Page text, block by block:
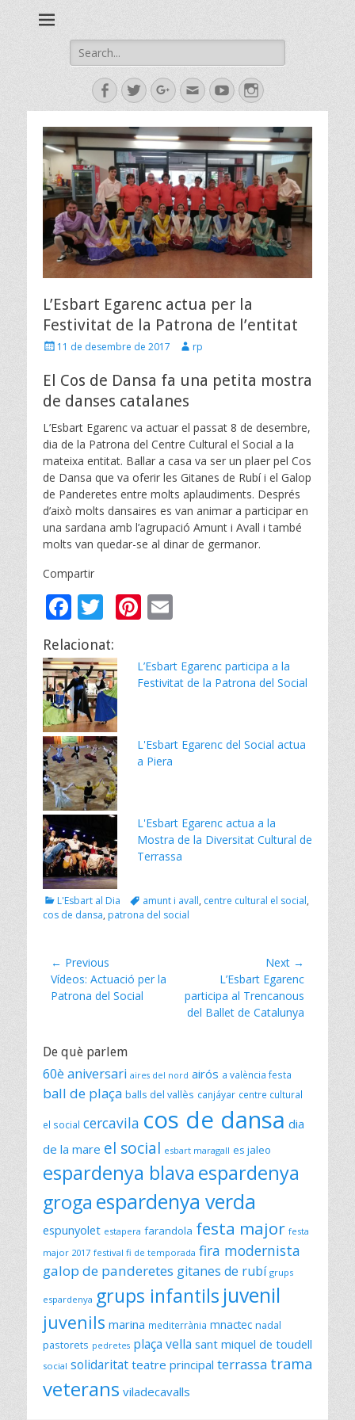
Search
for:
Facebook
TwitterGoogleplus
EmailYouTubeInstagram
L’Esbart Egarenc actua per la
Festivitat de la Patrona de l’entitat
Posted11 de desembre de 2017 Author
rp
El Cos de Dansa fa una petita mostra
de danses catalanes
L’Esbart Egarenc va actuar el passat 8 de desembre,
dia de la Patrona del Centre Cultural el Social a la
mateixa entitat. Ballar a casa va ser un plaer pel Cos
de Dansa que va oferir les Gitanes de Rubí i el Galop
de Panderetes entre molts aplaudiments. Després
d’això molts dansaires es van animar a participar en
una sardana amb l’agrupació Amunt i Avall i també
molts van quedar-se al dinar de germanor.
Compartir
F
ac
e
b
o
o
k
T
w
itt
er
Pi
er
e
ai
l
Relacionat:
L’Esbart Egarenc participa a la
Festivitat de la Patrona del Social
L'Esbart Egarenc del Social actua
a Piera
L'Esbart Egarenc actua a la
Mostra de la Diversitat Cultural de
Terrassa
Categories
L'Esbart al Dia Tagsamunt i avall, centre cultural el social,
cos de dansa, patrona del social
Navegació
d'entrades
← Previous
Previous
post:
Vídeos: Actuació per la
Patrona del Social
Next →
post:
L’Esbart Egarenc
participa al Trencanous
del Ballet de Catalunya
De què parlem
60è aniversari aires del nord airós a valència festa
ball de plaça balls del vallès canjáyar centre cultural
el social cercavila cos de dansa dia
de la mare el social esbart maragall es jaleo
espardenya blava espardenya
groga espardenya verda
espunyolet estapera farandola festa major festa
major 2017 festival fi de temporada fira modernista
galop de panderetes gitanes de rubí grups
espardenya grups infantils juvenil
juvenils marina mediterrània mnactec nadal
pastorets pedretes plaça vella sant miquel de toudell
social solidaritat teatre principal terrassa trama
veterans viladecavalls